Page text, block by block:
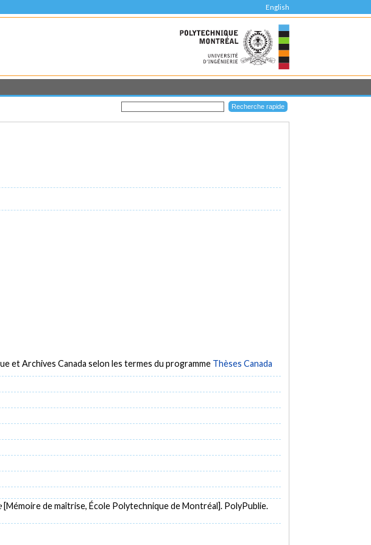
English
et Archives Canada selon les termes du programme Thèses Canada
[Mémoire de maîtrise, École Polytechnique de Montréal]. PolyPublie.